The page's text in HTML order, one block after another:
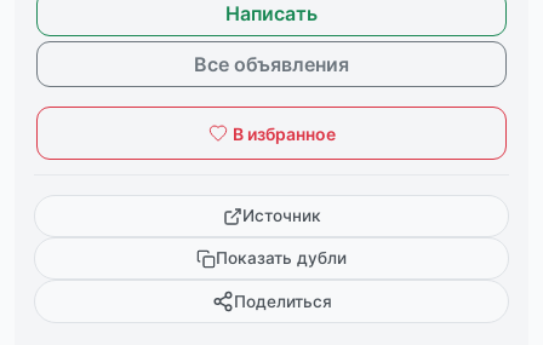
Написать
Все объявления
В избранное
Источник
Показать дубли
Поделиться